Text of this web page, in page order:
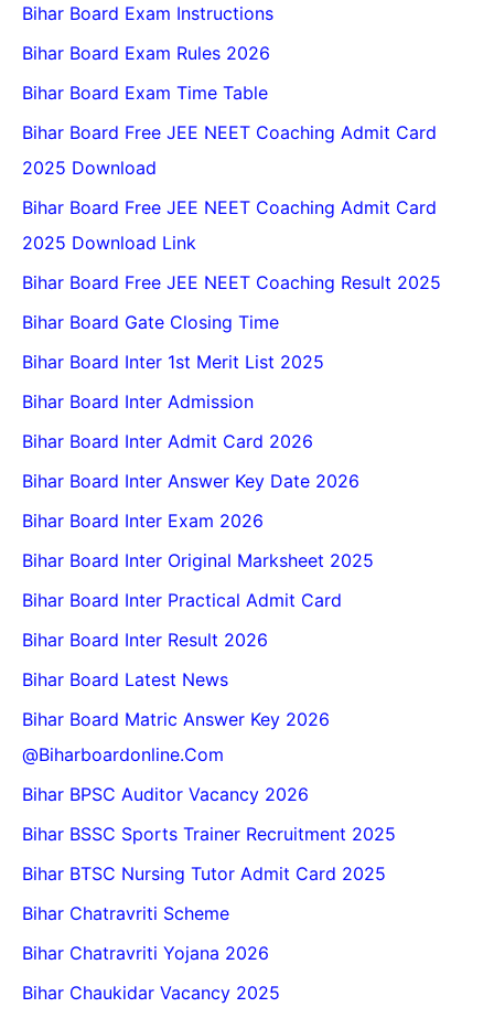
Bihar Board Exam Instructions
Bihar Board Exam Rules 2026
Bihar Board Exam Time Table
Bihar Board Free JEE NEET Coaching Admit Card
2025 Download
Bihar Board Free JEE NEET Coaching Admit Card
2025 Download Link
Bihar Board Free JEE NEET Coaching Result 2025
Bihar Board Gate Closing Time
Bihar Board Inter 1st Merit List 2025
Bihar Board Inter Admission
Bihar Board Inter Admit Card 2026
Bihar Board Inter Answer Key Date 2026
Bihar Board Inter Exam 2026
Bihar Board Inter Original Marksheet 2025
Bihar Board Inter Practical Admit Card
Bihar Board Inter Result 2026
Bihar Board Latest News
Bihar Board Matric Answer Key 2026
@biharboardonline.com
Bihar BPSC Auditor Vacancy 2026
Bihar BSSC Sports Trainer Recruitment 2025
Bihar BTSC Nursing Tutor Admit Card 2025
Bihar Chatravriti Scheme
Bihar Chatravriti Yojana 2026
Bihar Chaukidar Vacancy 2025